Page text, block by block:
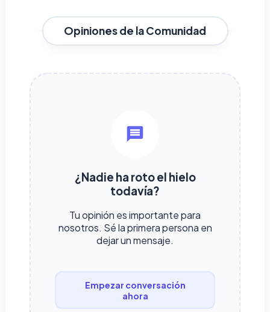
Opiniones de la Comunidad
¿Nadie ha roto el hielo
todavía?
Tu opinión es importante para
nosotros. Sé la primera persona en
dejar un mensaje.
Empezar conversación
ahora